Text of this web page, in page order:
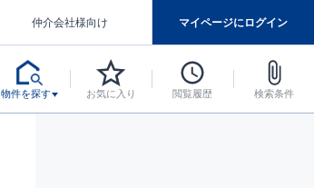
仲介会社様向け マイページにログイン
物件を探す お気に入り 閲覧履歴 検索条件